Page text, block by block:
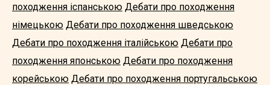
походження іспанською Дебати про походження
німецькою Дебати про походження шведською
Дебати про походження італійською Дебати про
походження японською Дебати про походження
корейською Дебати про походження португальською